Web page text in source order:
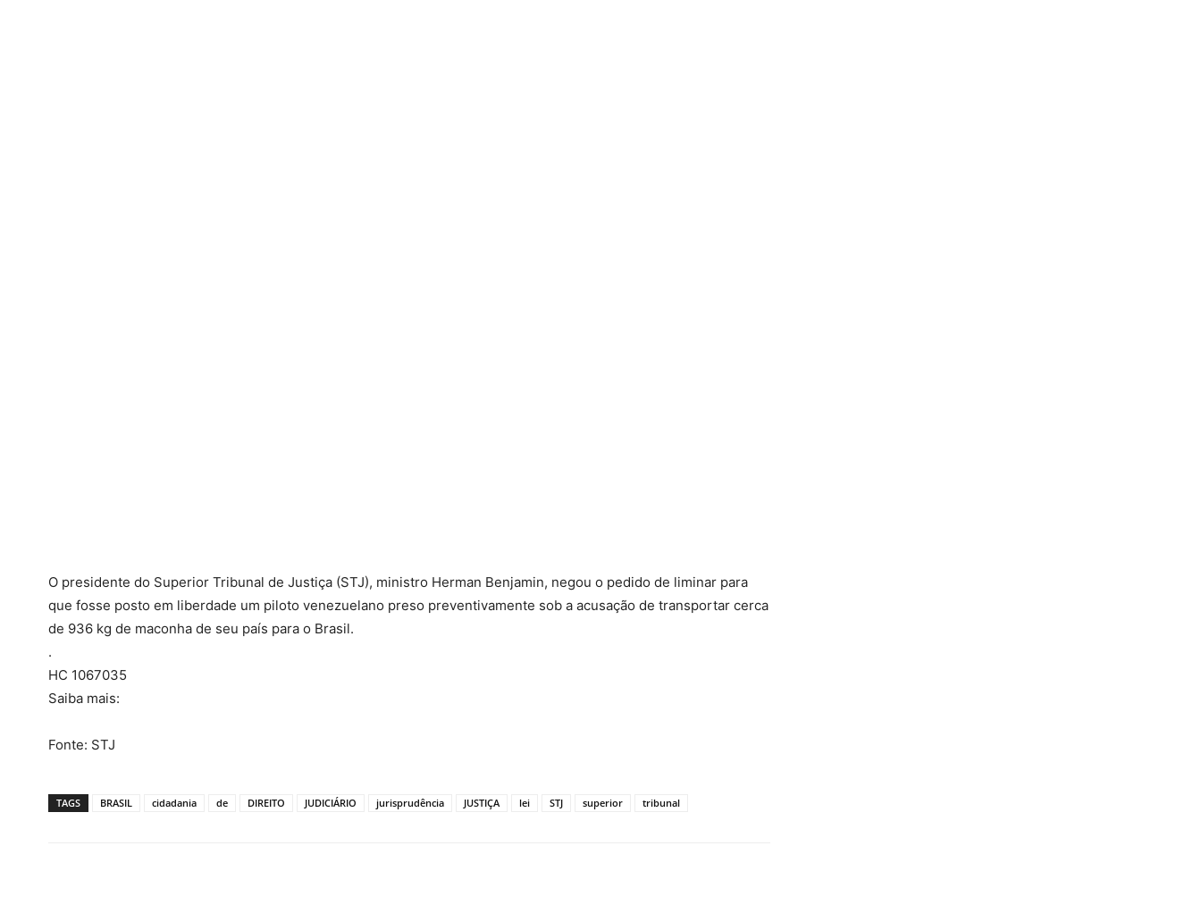
O presidente do Superior Tribunal de Justiça (STJ), ministro Herman Benjamin, negou o pedido de liminar para
que fosse posto em liberdade um piloto venezuelano preso preventivamente sob a acusação de transportar cerca
de 936 kg de maconha de seu país para o Brasil.
.
HC 1067035
Saiba mais:
Fonte: STJ
TAGS BRASIL cidadania de DIREITO JUDICIÁRIO jurisprudência JUSTIÇA lei STJ superior tribunal